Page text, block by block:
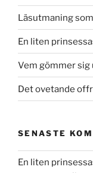
Läsutmaning
En liten
Vem gömmer sig
Det ovetande
SENASTE
En liten